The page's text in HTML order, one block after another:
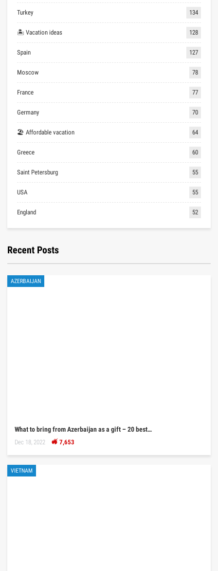
Turkey 134
🏝 Vacation ideas 128
Spain 127
Moscow 78
France 77
Germany 70
🏖 Affordable vacation 64
Greece 60
Saint Petersburg 55
USA 55
England 52
Recent Posts
AZERBAIJAN
What to bring from Azerbaijan as a gift – 20 best…
Dec 18, 2022 7,653
VIETNAM